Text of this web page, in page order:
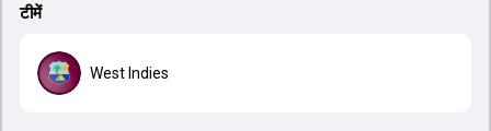
टीमें
West Indies